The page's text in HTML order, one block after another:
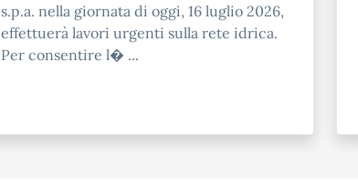
s.p.a. nella giornata di oggi, 16 luglio 2026,
effettuerà lavori urgenti sulla rete idrica.
Per consentire l� ...